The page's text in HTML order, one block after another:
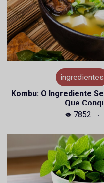
ingredientes
Kombu: O Ingrediente
Que
7852